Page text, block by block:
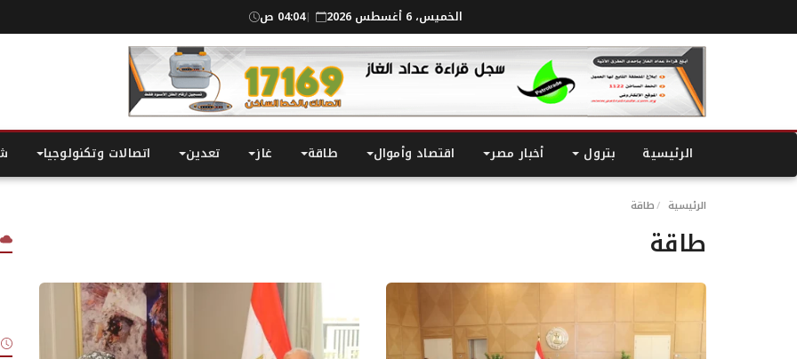
الخميس، 6 أغسطس 2026 |04:04 ص
الرئيسية بترول أخبار مصر اقتصاد وأموال طاقة غاز تعدين اتصالات وتكنولوجيا
الرئيسية طاقة
طاقة